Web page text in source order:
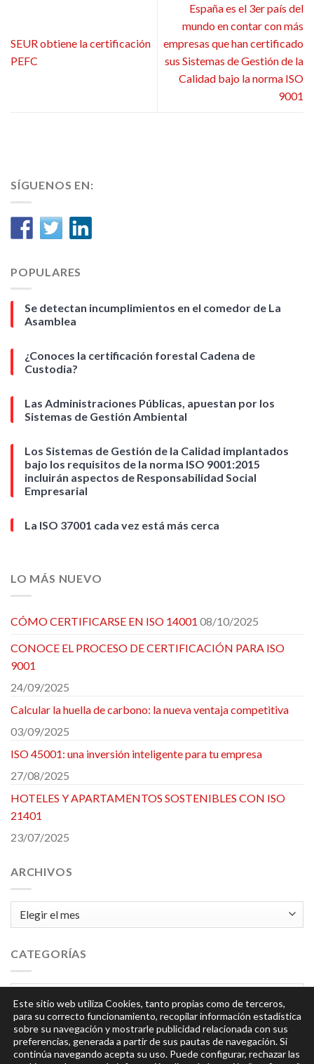
SEUR obtiene la certificación
PEFC
España es el 3er país del
mundo en contar con más
empresas que han certificado
sus Sistemas de Gestión de la
Calidad bajo la norma ISO
9001
SÍGUENOS EN:
POPULARES
Se detectan incumplimientos en el comedor de La
Asamblea
¿Conoces la certificación forestal Cadena de
Custodia?
Las Administraciones Públicas, apuestan por los
Sistemas de Gestión Ambiental
Los Sistemas de Gestión de la Calidad implantados
bajo los requisitos de la norma ISO 9001:2015
incluirán aspectos de Responsabilidad Social
Empresarial
La ISO 37001 cada vez está más cerca
LO MÁS NUEVO
CÓMO CERTIFICARSE EN ISO 14001 08/10/2025
CONOCE EL PROCESO DE CERTIFICACIÓN PARA ISO
9001
24/09/2025
Calcular la huella de carbono: la nueva ventaja competitiva
03/09/2025
ISO 45001: una inversión inteligente para tu empresa
27/08/2025
HOTELES Y APARTAMENTOS SOSTENIBLES CON ISO
21401
23/07/2025
ARCHIVOS
Archivos
CATEGORÍAS
Categorías
Este sitio web utiliza Cookies, tanto propias como de terceros,
para su correcto funcionamiento, recopilar información estadística
sobre su navegación y mostrarle publicidad relacionada con sus
preferencias, generada a partir de sus pautas de navegación. Si
continúa navegando acepta su uso. Puede configurar, rechazar las